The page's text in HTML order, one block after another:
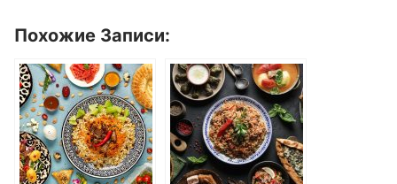
Похожие Записи: